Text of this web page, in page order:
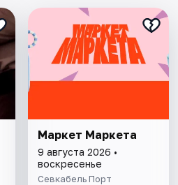
Маркет Маркета
9 августа 2026 •
воскресенье
Севкабель Порт